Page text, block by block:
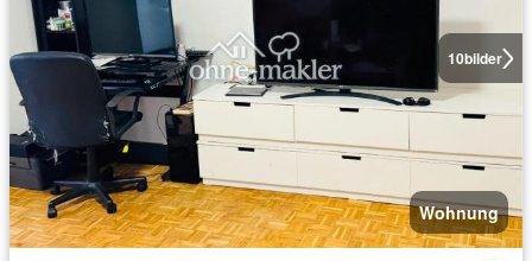
10bilder
Wohnung